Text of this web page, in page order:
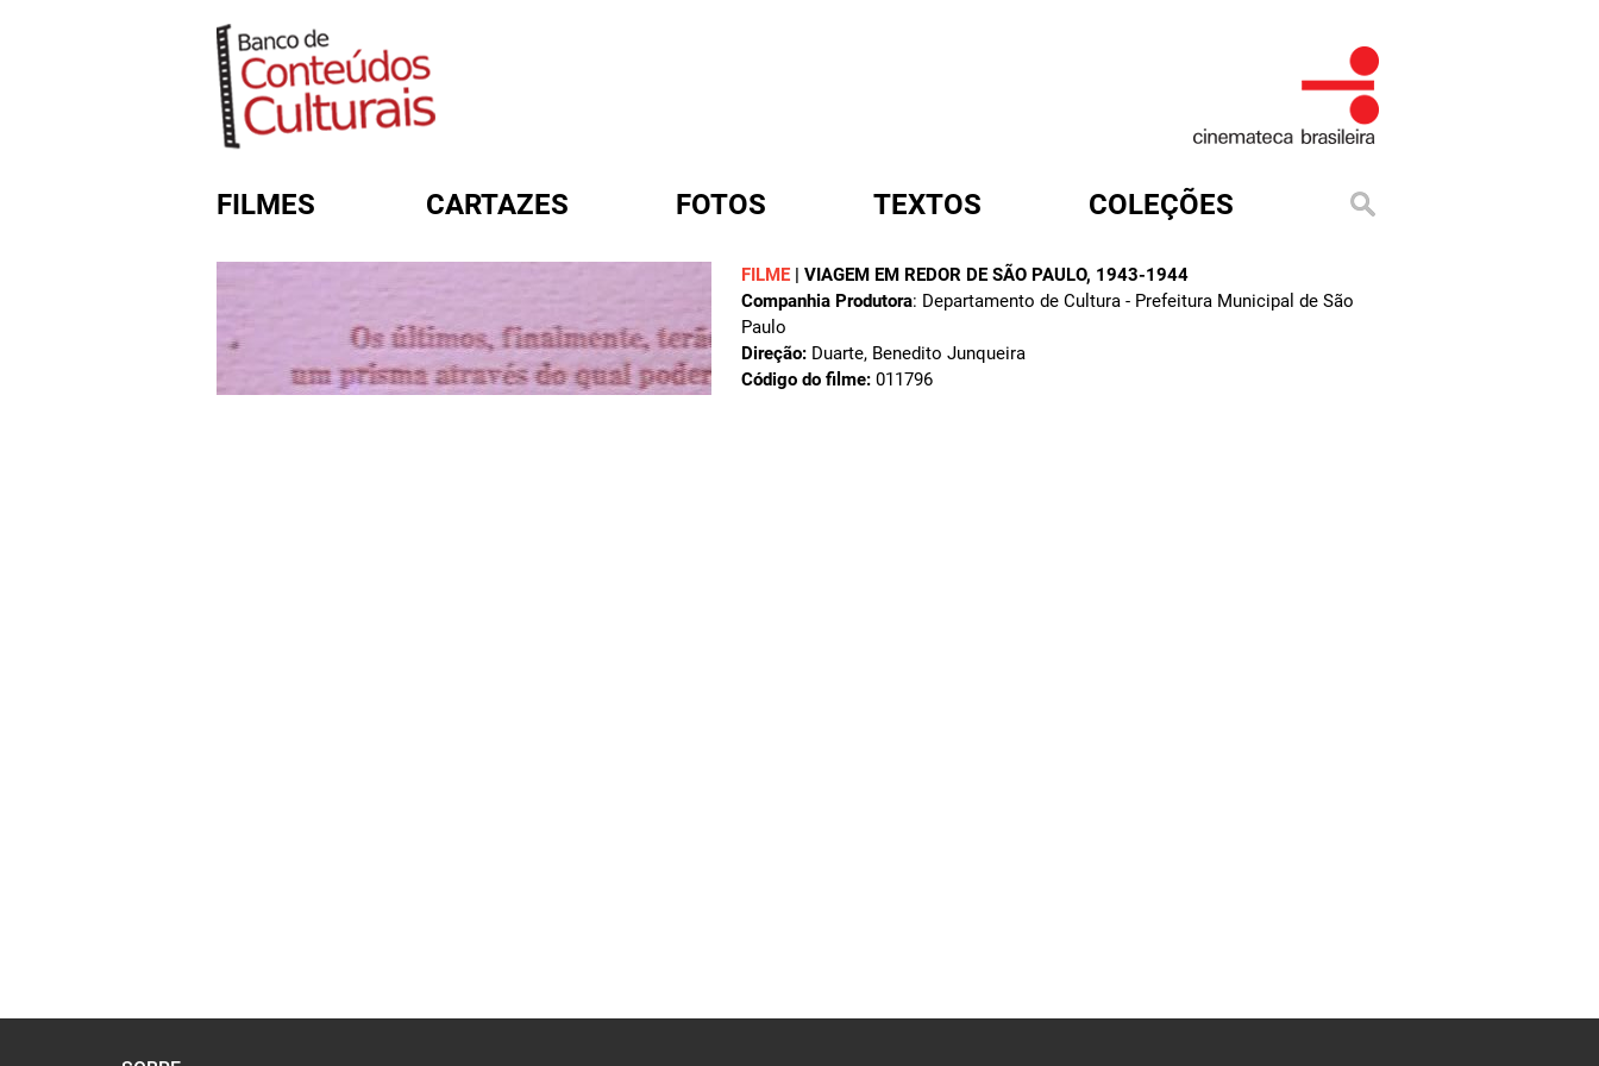
FILMES CARTAZES FOTOS TEXTOS COLEÇÕES
FILME | VIAGEM EM REDOR DE SÃO PAULO, 1943-1944
Companhia Produtora: Departamento de Cultura - Prefeitura Municipal de São
Paulo
Direção: Duarte, Benedito Junqueira
Código do filme: 011796
FORMULÁRIO DE BUSCA